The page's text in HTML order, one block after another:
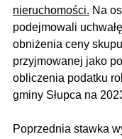
nieruchomości. Na
podejmowali
obniżenia ceny
przyjmowanej jako
obliczenia podatku
gminy Słupca na
Poprzednia stawka